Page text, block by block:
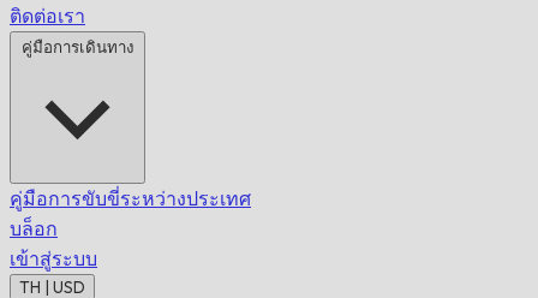
ติดต่อเรา
คู่มือการเดินทาง
คู่มือการขับขี่ระหว่างประเทศ
บล็อก
เข้าสู่ระบบ
TH | USD